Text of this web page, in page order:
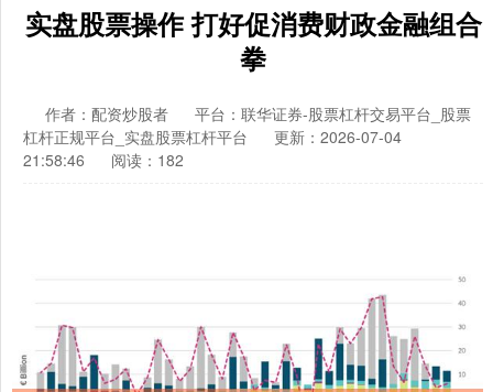
实盘股票操作 打好促消费财政金融组合
拳
作者：配资炒股者
平台：联华证券-股票杠杆交易平台_股票
杠杆正规平台_实盘股票杠杆平台
更新：2026-07-04
21:58:46
阅读：182